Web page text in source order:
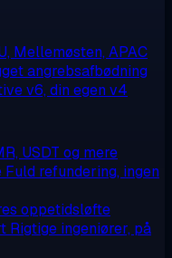
Mellemøsten, APAC
angrebsafbødning
v6, din egen v4
USDT og mere
Fuld refundering, ingen
oppetidsløfte
Rigtige ingeniører, på